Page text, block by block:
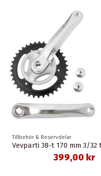
Tillbehör & Reservdelar
399,00 kr